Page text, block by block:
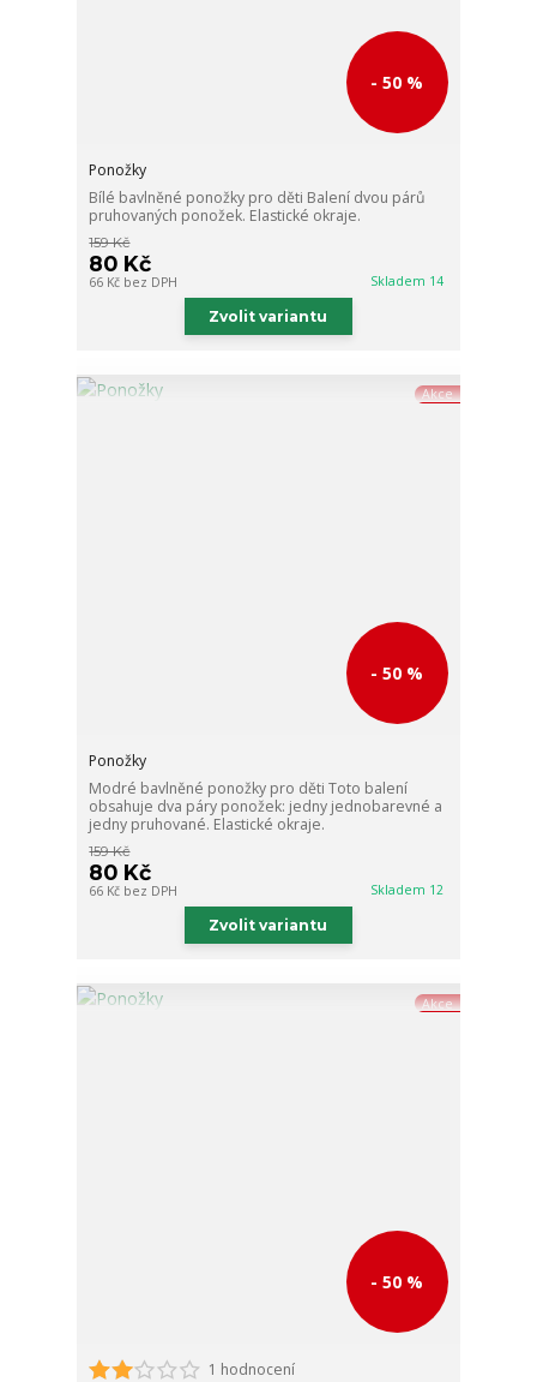
- 50 %
Ponožky
Bílé bavlněné ponožky pro děti Balení dvou párů
pruhovaných ponožek. Elastické okraje.
159 Kč
80 Kč
66 Kč bez DPH Skladem 14
Zvolit variantu
Akce
- 50 %
Ponožky
Modré bavlněné ponožky pro děti Toto balení
obsahuje dva páry ponožek: jedny jednobarevné a
jedny pruhované. Elastické okraje.
159 Kč
80 Kč
66 Kč bez DPH Skladem 12
Zvolit variantu
Akce
- 50 %
1 hodnocení